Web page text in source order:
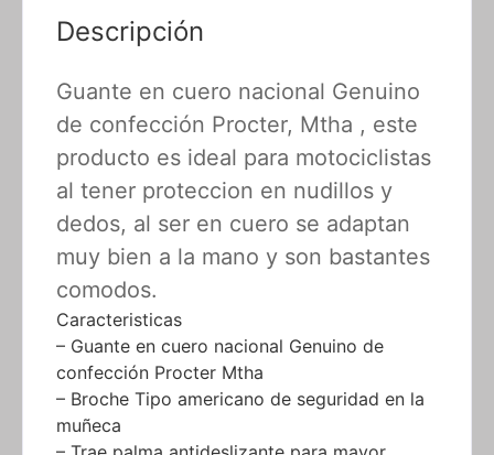
Descripción
Guante en cuero nacional Genuino
de confección Procter, Mtha , este
producto es ideal para motociclistas
al tener proteccion en nudillos y
dedos, al ser en cuero se adaptan
muy bien a la mano y son bastantes
comodos.
Caracteristicas
– Guante en cuero nacional Genuino de
confección Procter Mtha
– Broche Tipo americano de seguridad en la
muñeca